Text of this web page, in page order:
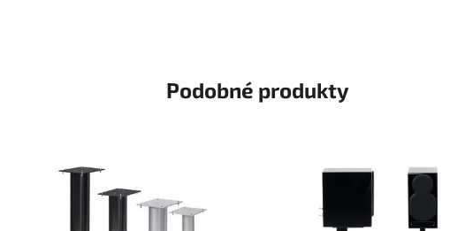
Podobné produkty